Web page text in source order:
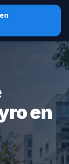
en